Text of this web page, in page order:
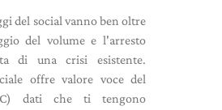
del social vanno ben oltre
del volume e l'arresto
di una crisi esistente.
offre valore voce del
dati che ti tengono